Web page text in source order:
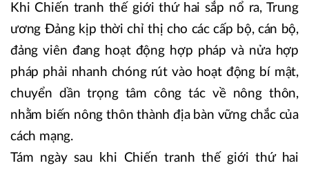
Khi Chiến tranh thế giới thứ hai sắp nổ ra, Trung
ương Đảng kịp thời chỉ thị cho các cấp bộ, cán bộ,
đảng viên đang hoạt động hợp pháp và nửa hợp
pháp phải nhanh chóng rút vào hoạt động bí mật,
chuyển dần trọng tâm công tác về nông thôn,
nhằm biến nông thôn thành địa bàn vững chắc của
cách mạng.
Tám ngày sau khi Chiến tranh thế giới thứ hai